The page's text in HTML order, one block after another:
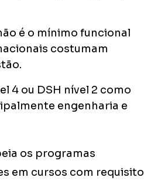
é o mínimo funcional
costumam
4 ou DSH nível 2 como
engenharia e
os programas
em cursos com requisito